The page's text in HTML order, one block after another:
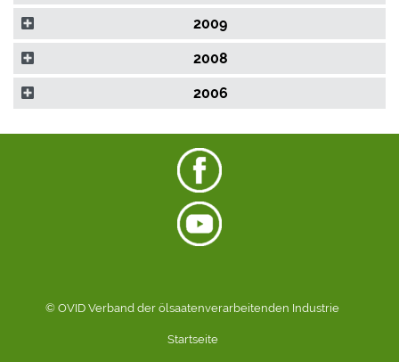
2009
2008
2006
© OVID Verband der ölsaatenverarbeitenden Industrie
Startseite